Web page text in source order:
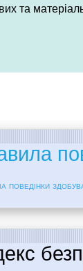
та
поведінки